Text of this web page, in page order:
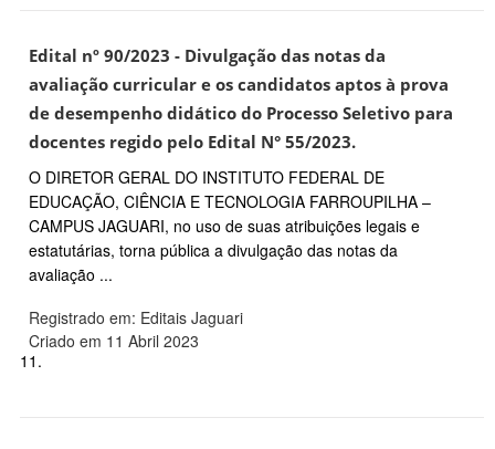
Edital nº 90/2023 - Divulgação das notas da
avaliação curricular e os candidatos aptos à prova
de desempenho didático do Processo Seletivo para
docentes regido pelo Edital N° 55/2023.
O DIRETOR GERAL DO INSTITUTO FEDERAL DE
EDUCAÇÃO, CIÊNCIA E TECNOLOGIA FARROUPILHA –
CAMPUS JAGUARI, no uso de suas atribuições legais e
estatutárias, torna pública a divulgação das notas da
avaliação ...
Registrado em: Editais Jaguari
Criado em 11 Abril 2023
11.